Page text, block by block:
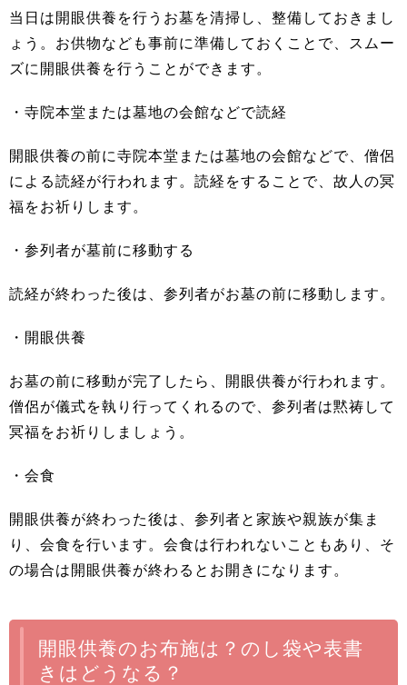
当日は開眼供養を行うお墓を清掃し、整備しておきまし
ょう。お供物なども事前に準備しておくことで、スムー
ズに開眼供養を行うことができます。
・寺院本堂または墓地の会館などで読経
開眼供養の前に寺院本堂または墓地の会館などで、僧侶
による読経が行われます。読経をすることで、故人の冥
福をお祈りします。
・参列者が墓前に移動する
読経が終わった後は、参列者がお墓の前に移動します。
・開眼供養
お墓の前に移動が完了したら、開眼供養が行われます。
僧侶が儀式を執り行ってくれるので、参列者は黙祷して
冥福をお祈りしましょう。
・会食
開眼供養が終わった後は、参列者と家族や親族が集ま
り、会食を行います。会食は行われないこともあり、そ
の場合は開眼供養が終わるとお開きになります。
開眼供養のお布施は？のし袋や表書
きはどうなる？